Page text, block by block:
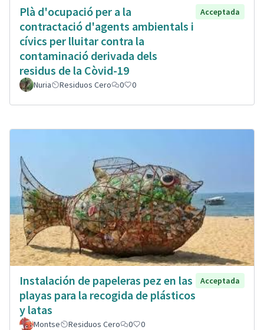
Plà d'ocupació per a la
contractació d'agents ambientals i
cívics per lluitar contra la
contaminació derivada dels
residus de la Còvid-19
Acceptada
Nuria Residuos Cero 0 0
Instalación de papeleras pez en las
playas para la recogida de plásticos
y latas
Acceptada
Montse Residuos Cero 0 0